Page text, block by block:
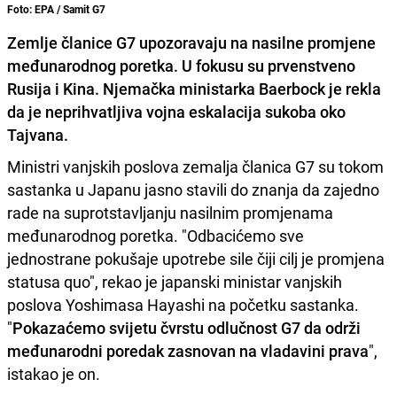
Foto: EPA / Samit G7
Zemlje članice G7 upozoravaju na nasilne promjene
međunarodnog poretka. U fokusu su prvenstveno
Rusija i Kina. Njemačka ministarka Baerbock je rekla
da je neprihvatljiva vojna eskalacija sukoba oko
Tajvana.
Ministri vanjskih poslova zemalja članica G7 su tokom
sastanka u Japanu jasno stavili do znanja da zajedno
rade na suprotstavljanju nasilnim promjenama
međunarodnog poretka. "Odbacićemo sve
jednostrane pokušaje upotrebe sile čiji cilj je promjena
statusa quo", rekao je japanski ministar vanjskih
poslova Yoshimasa Hayashi na početku sastanka.
"Pokazaćemo svijetu čvrstu odlučnost G7 da održi
međunarodni poredak zasnovan na vladavini prava",
istakao je on.